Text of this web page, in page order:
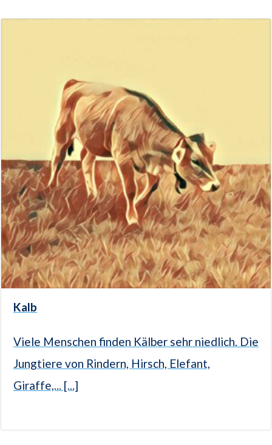
Kalb
Viele Menschen finden Kälber sehr niedlich. Die
Jungtiere von Rindern, Hirsch, Elefant,
Giraffe,... [...]